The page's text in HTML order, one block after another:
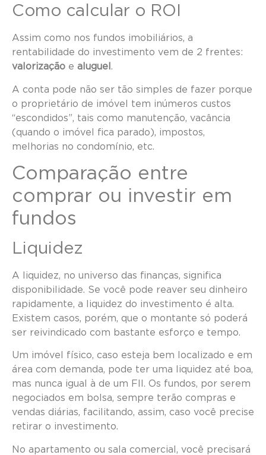
Como calcular o ROI
Assim como nos fundos imobiliários, a
rentabilidade do investimento vem de 2 frentes:
valorização e aluguel .
A conta pode não ser tão simples de fazer porque
o proprietário de imóvel tem inúmeros custos
“escondidos”, tais como manutenção, vacância
(quando o imóvel fica parado), impostos,
melhorias no condomínio, etc.
Comparação entre
comprar ou investir em
fundos
Liquidez
A liquidez, no universo das finanças, significa
disponibilidade. Se você pode reaver seu dinheiro
rapidamente, a liquidez do investimento é alta.
Existem casos, porém, que o montante só poderá
ser reivindicado com bastante esforço e tempo.
Um imóvel físico, caso esteja bem localizado e em
área com demanda, pode ter uma liquidez até boa,
mas nunca igual à de um FII. Os fundos, por serem
negociados em bolsa, sempre terão compras e
vendas diárias, facilitando, assim, caso você precise
retirar o investimento.
No apartamento ou sala comercial, você precisará